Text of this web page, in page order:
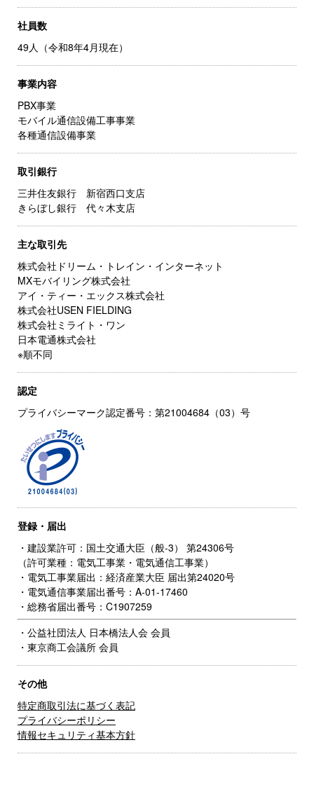
社員数
49人（令和8年4月現在）
事業内容
PBX事業
モバイル通信設備工事事業
各種通信設備事業
取引銀行
三井住友銀行 新宿西口支店
きらぼし銀行 代々木支店
主な取引先
株式会社ドリーム・トレイン・インターネット
MXモバイリング株式会社
アイ・ティー・エックス株式会社
株式会社USEN FIELDING
株式会社ミライト・ワン
日本電通株式会社
※順不同
認定
プライバシーマーク認定番号：第21004684（03）号
登録・届出
・建設業許可：国土交通大臣（般-3） 第24306号
（許可業種：電気工事業・電気通信工事業）
・電気工事業届出：経済産業大臣 届出第24020号
・電気通信事業届出番号：A-01-17460
・総務省届出番号：C1907259
・公益社団法人 日本橋法人会 会員
・東京商工会議所 会員
その他
特定商取引法に基づく表記
プライバシーポリシー
情報セキュリティ基本方針